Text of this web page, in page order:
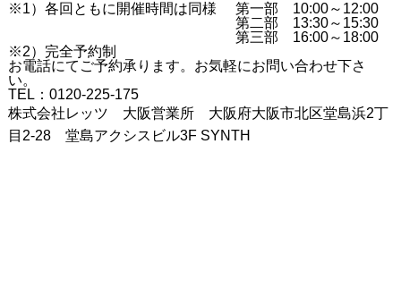
※1）各回ともに開催時間は同様
第一部 10:00～12:00
第二部 13:30～15:30
第三部 16:00～18:00
※2）完全予約制
お電話にてご予約承ります。お気軽にお問い合わせ下さ
い。
TEL：0120-225-175
株式会社レッツ 大阪営業所 大阪府大阪市北区堂島浜2丁
目2-28 堂島アクシスビル3F SYNTH